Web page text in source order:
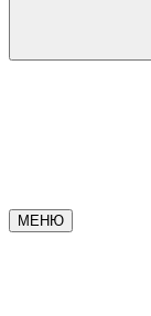
МЕНЮ